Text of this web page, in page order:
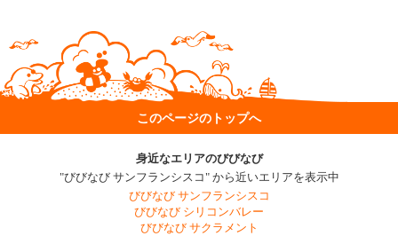
このページのトップへ
身近なエリアのびびなび
"びびなび サンフランシスコ" から近いエリアを表示中
びびなび サンフランシスコ
びびなび シリコンバレー
びびなび サクラメント